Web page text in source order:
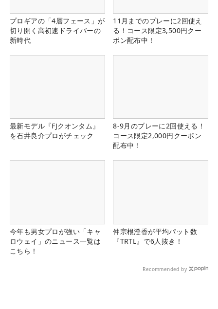
プロギアの「4層フェース」が
切り開く高初速ドライバーの
新時代
11月までのプレーに2回使え
る！コース限定3,500円クー
ポン配布中！
最新モデル『FJクオンタム』
を石井良介プロがチェック
8-9月のプレーに2回使える！
コース限定2,000円クーポン
配布中！
今年も男女プロが強い「キャ
ロウェイ」のニュース一覧は
こちら！
仲宗根澄香が平均パット数
『TRTL』で6人抜き！
Recommended by